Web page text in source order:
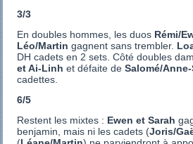
3/3
En doubles hommes, les duos Rémi/
Léo/Martin gagnent sans trembler.
DH cadets en 2 sets. Côté doubles
et Ai-Linh et défaite deSalomé/
cadettes.
6/5
Restent les mixtes : Ewen et Sarah
benjamin, mais ni les cadets (Joris/